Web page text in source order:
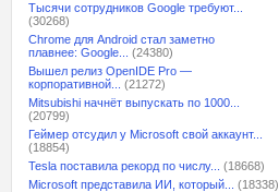
Тысячи сотрудников Google требуют...
(30268)
Chrome для Android стал заметно
плавнее: Google...
(24380)
Вышел релиз OpenIDE Pro —
корпоративной...
(21272)
Mitsubishi начнёт выпускать по 1000...
(20799)
Геймер отсудил у Microsoft свой аккаунт...
(18854)
Tesla поставила рекорд по числу...
(18668)
Microsoft представила ИИ, который...
(18338)